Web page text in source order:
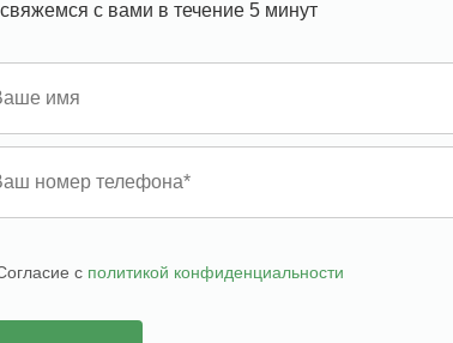
с вами в течение 5 минут
с политикой конфиденциальности